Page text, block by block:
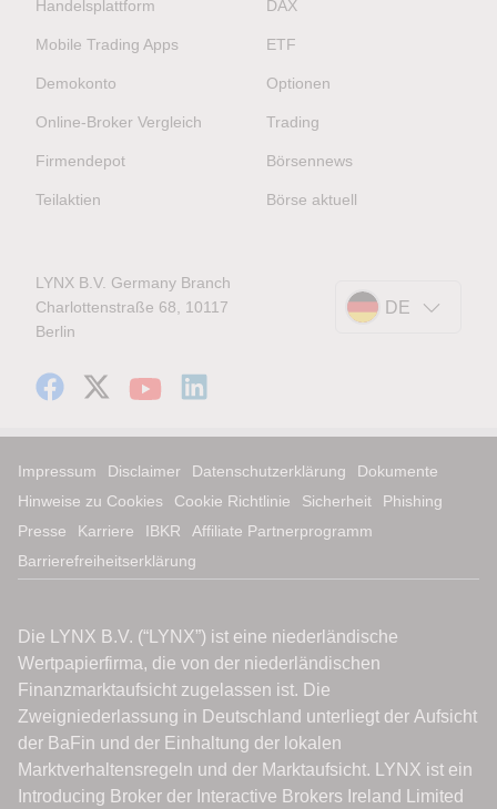
Handelsplattform
Mobile Trading Apps
Demokonto
Online-Broker Vergleich
Firmendepot
Teilaktien
DAX
ETF
Optionen
Trading
Börsennews
Börse aktuell
LYNX B.V. Germany Branch
Charlottenstraße 68, 10117
Berlin
DE
Impressum Disclaimer Datenschutzerklärung
Dokumente
Hinweise zu Cookies
Cookie Richtlinie Sicherheit
Phishing
Presse
Karriere IBKR
Affiliate Partnerprogramm
Barrierefreiheitserklärung